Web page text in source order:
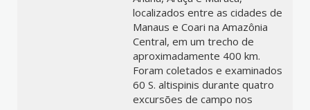
localizados entre as cidades de
Manaus e Coari na Amazônia
Central, em um trecho de
aproximadamente 400 km.
Foram coletados e examinados
60 S. altispinis durante quatro
excursões de campo nos